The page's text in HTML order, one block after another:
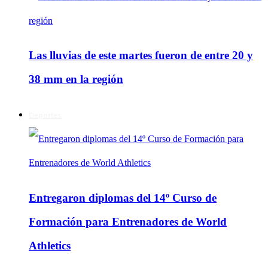
Las lluvias de este martes fueron de entre 20 y
38 mm en la región
Entregaron diplomas del 14º Curso de
Formación para Entrenadores de World
Athletics